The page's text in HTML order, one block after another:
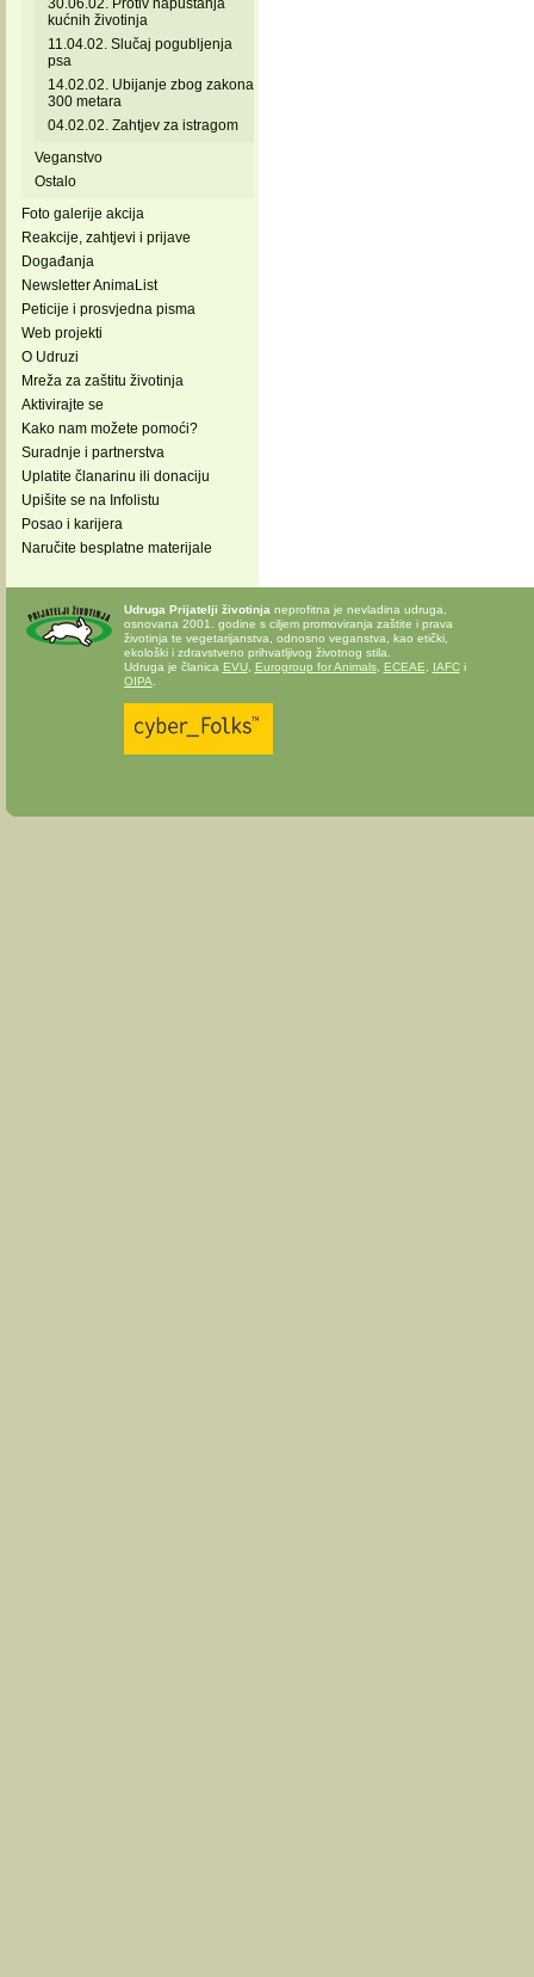
30.06.02. Protiv napuštanja
kućnih životinja
11.04.02. Slučaj pogubljenja
psa
14.02.02. Ubijanje zbog zakona
300 metara
04.02.02. Zahtjev za istragom
Veganstvo
Ostalo
Foto galerije akcija
Reakcije, zahtjevi i prijave
Događanja
Newsletter AnimaList
Peticije i prosvjedna pisma
Web projekti
O Udruzi
Mreža za zaštitu životinja
Aktivirajte se
Kako nam možete pomoći?
Suradnje i partnerstva
Uplatite članarinu ili donaciju
Upišite se na Infolistu
Posao i karijera
Naručite besplatne materijale
Udruga Prijatelji životinja neprofitna je nevladina udruga,
osnovana 2001. godine s ciljem promoviranja zaštite i prava
životinja te vegetarijanstva, odnosno veganstva, kao etički,
ekološki i zdravstveno prihvatljivog životnog stila.
Udruga je članica EVU, Eurogroup for Animals, ECEAE IAFCi
OIPA